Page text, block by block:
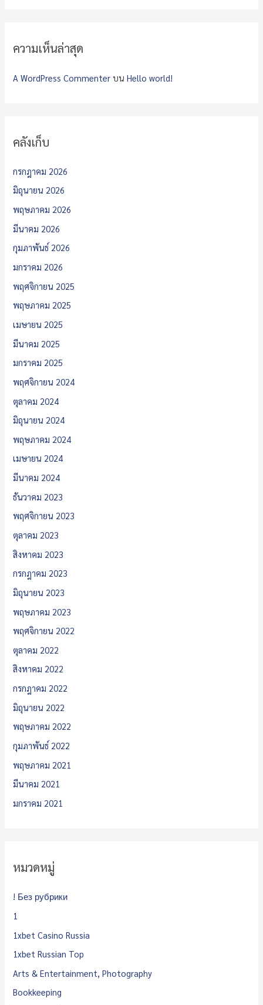
ความเห็นล่าสุด
A WordPress Commenter บนHello world!
คลังเก็บ
กรกฎาคม 2026
มิถุนายน 2026
พฤษภาคม 2026
มีนาคม 2026
กุมภาพันธ์ 2026
มกราคม 2026
พฤศจิกายน 2025
พฤษภาคม 2025
เมษายน 2025
มีนาคม 2025
มกราคม 2025
พฤศจิกายน 2024
ตุลาคม 2024
มิถุนายน 2024
พฤษภาคม 2024
เมษายน 2024
มีนาคม 2024
ธันวาคม 2023
พฤศจิกายน 2023
ตุลาคม 2023
สิงหาคม 2023
กรกฎาคม 2023
มิถุนายน 2023
พฤษภาคม 2023
พฤศจิกายน 2022
ตุลาคม 2022
สิงหาคม 2022
กรกฎาคม 2022
มิถุนายน 2022
พฤษภาคม 2022
กุมภาพันธ์ 2022
พฤษภาคม 2021
มีนาคม 2021
มกราคม 2021
หมวดหมู่
! Без рубрики
1
1xbet Casino Russia
1xbet Russian Top
Arts & Entertainment, Photography
Bookkeeping